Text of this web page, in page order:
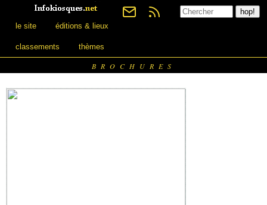
le site éditions & lieux
classements thèmes
BROCHURES